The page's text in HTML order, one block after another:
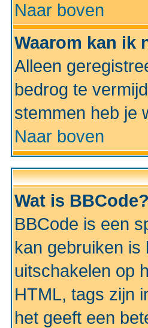
Naar boven
Waarom kan ik
Alleen
bedrog te
stemmen heb je
Naar boven
Wat is BBCode?
BBCode is een
kan gebruiken is
uitschakelen op
HTML, tags zijn
het geeft een